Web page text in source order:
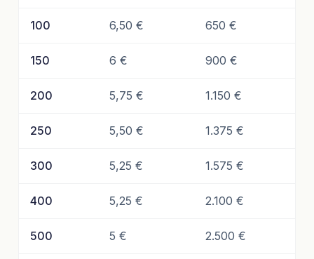
100 6,50 € 650 €
150 6 € 900 €
200 5,75 € 1.150 €
250 5,50 € 1.375 €
300 5,25 € 1.575 €
400 5,25 € 2.100 €
500 5 € 2.500 €